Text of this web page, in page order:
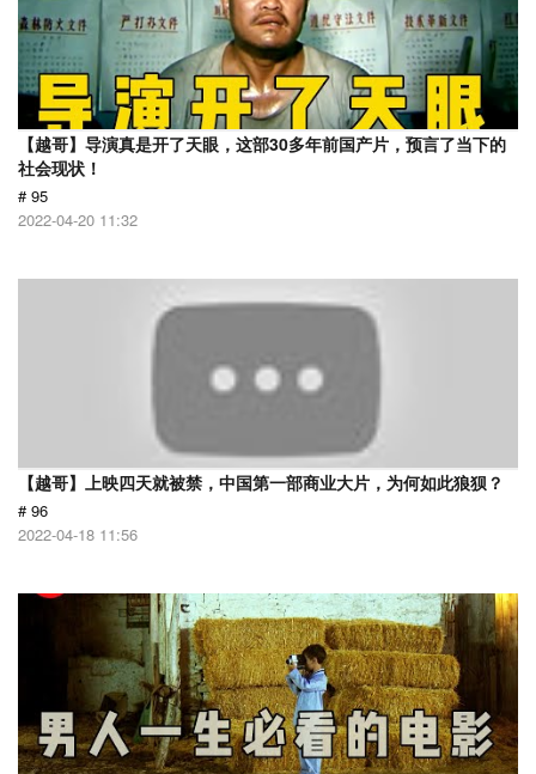
【越哥】导演真是开了天眼，这部30多年前国产片，预言了当下的
社会现状！
# 95
2022-04-20 11:32
【越哥】上映四天就被禁，中国第一部商业大片，为何如此狼狈？
# 96
2022-04-18 11:56